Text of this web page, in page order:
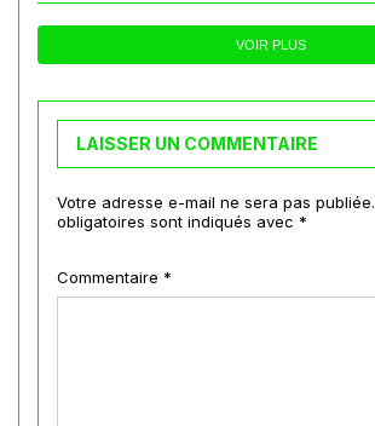
VOIR PLUS
LAISSER UN COMMENTAIRE
Votre adresse e-mail ne sera pas publiée.
obligatoires sont indiqués avec *
Commentaire *